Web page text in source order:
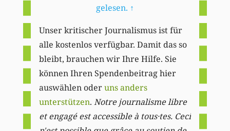
gelesen. ↑
Unser kritischer Journalismus ist für
alle kostenlos verfügbar. Damit das so
bleibt, brauchen wir Ihre Hilfe. Sie
können Ihren Spendenbeitrag hier
auswählen oderuns anders
unterstützen. Notre journalisme libre
et engagé est accessible à tous·tes. Ceci